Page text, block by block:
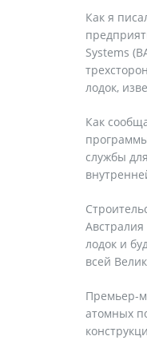
Как я
Systems
лодок,
Как
службы
лодок и
всей
Премьер-
атомных